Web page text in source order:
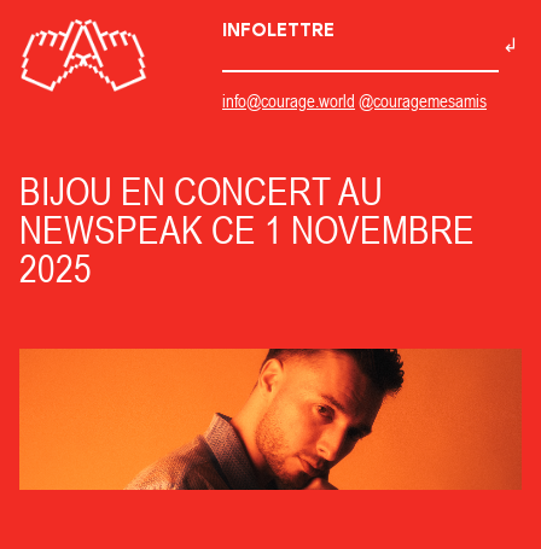
INFOLETTRE
info@courage.world @couragemesamis
BIJOU EN CONCERT AU
NEWSPEAK CE 1 NOVEMBRE
2025